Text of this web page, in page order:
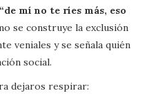
“de mí no te ríes más, eso
se construye la exclusión
veniales y se señala quién
social.
dejaros respirar: